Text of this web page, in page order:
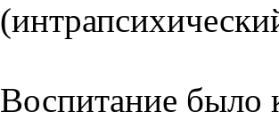
Воспитание было